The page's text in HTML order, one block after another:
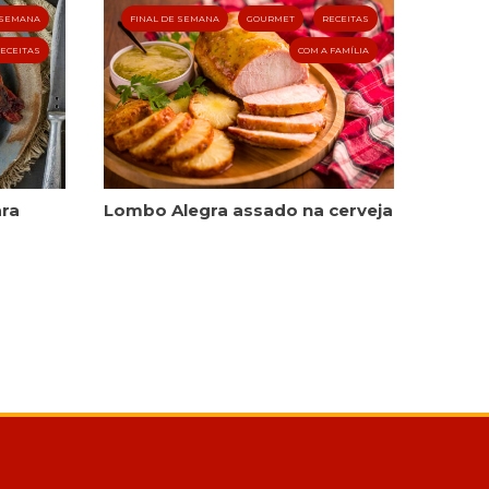
FINAL DE SEMANA GOURMET RECEITAS
COM A FAMÍLIA
Lombo Alegra assado na cerveja